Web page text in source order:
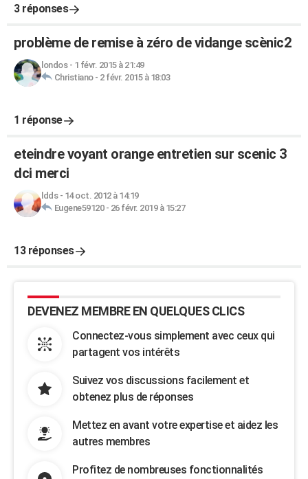
3 réponses
problème de remise à zéro de vidange scènic2
londos- 1 févr. 2015 à 21:49
Christiano- 2 févr. 2015 à 18:03
1 réponse
eteindre voyant orange entretien sur scenic 3
dci merci
ldds- 14 oct. 2012 à 14:19
Eugene59120- 26 févr. 2019 à 15:27
13 réponses
DEVENEZ MEMBRE EN QUELQUES CLICS
Connectez-vous simplement avec ceux qui
partagent vos intérêts
Suivez vos discussions facilement et
obtenez plus de réponses
Mettez en avant votre expertise et aidez les
autres membres
Profitez de nombreuses fonctionnalités